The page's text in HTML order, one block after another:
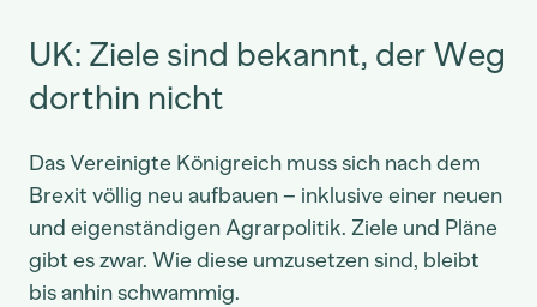
UK: Ziele sind bekannt, der Weg
dorthin nicht
Das Vereinigte Königreich muss sich nach dem
Brexit völlig neu aufbauen – inklusive einer neuen
und eigenständigen Agrarpolitik. Ziele und Pläne
gibt es zwar. Wie diese umzusetzen sind, bleibt
bis anhin schwammig.